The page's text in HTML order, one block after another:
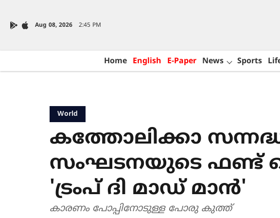
Aug 08, 2026 2:45 PM
Home English E-Paper News Sports
World
കത്തോലിക്കാ
സംഘടനയുടെ ഫണ്ട്
'ട്രംപ് ദി മാഡ് മാൻ'
കാരണം പോപ്പിനോടുള്ള പോരു കുത്ത്